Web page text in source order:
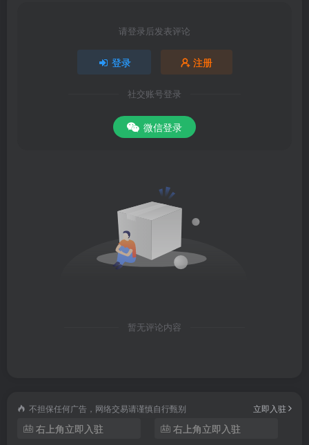
此外好大夫在线医生版ios版还提供了实时患者反馈功能，让
医疗服务质量，让患者享受到更好的医疗体验。
拥有个人网站，塑造个人网络品牌；
属于您自己的HIS系统，处方单、检查单、检验单在线开更
发布患教文章，图文、语音、视频多种方式任意选择。
在线开检查单，患者就近做检查，效率高。
请登录后发表评论
登录 注册
社交账号登录
微信登录
暂无评论内容
不担保任何广告，网络交易请谨慎自行甄别 立即入驻
右上角立即入驻 右上角立即入驻